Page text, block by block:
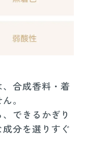
合成香料・着
。
できるかぎり
分を選りすぐ